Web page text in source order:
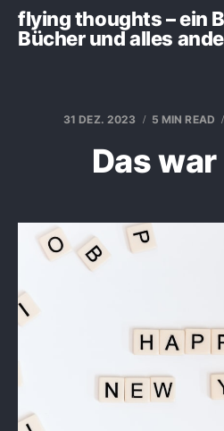
flying thoughts – ein
Bücher und alles
31 DEZ. 2023 5 MIN READ
Das